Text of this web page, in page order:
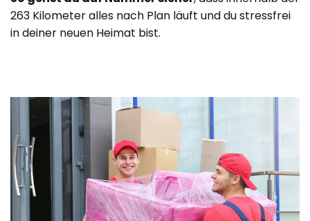
263 Kilometer alles nach Plan läuft und du stressfrei
in deiner neuen Heimat bist.